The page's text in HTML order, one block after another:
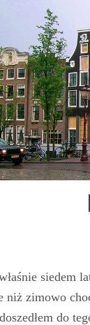
siedem
niż zimowo
do